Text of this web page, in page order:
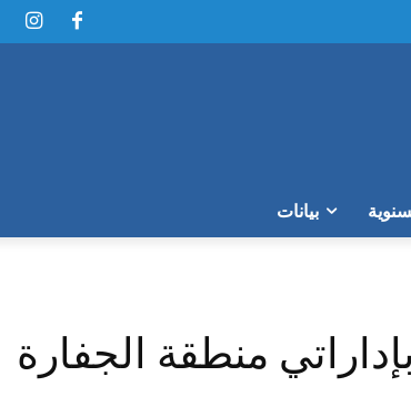
بيانات
منطقة الجفارة